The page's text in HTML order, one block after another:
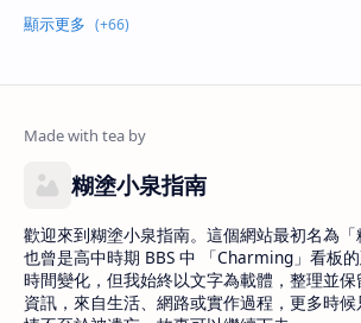
糊塗小泉指南
歡迎來到糊塗小泉指南。這個網站最初名為「
也曾是高中時期 BBS 中 「Charming」看板
時間變化，但我始終以文字為載體，整理並
資訊，來自生活、網路或實作過程，更多時